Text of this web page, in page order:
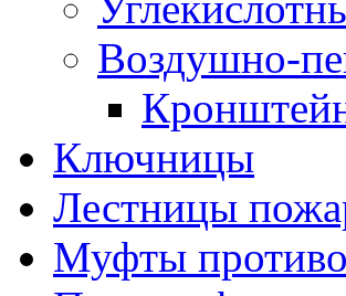
Воздушно-
Ключницы
Лестницы
Муфты